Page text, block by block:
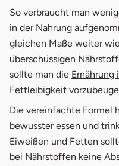
So verbraucht man
in der Nahrung
gleichen Maße weiter
überschüssigen
sollte man die
Fettleibigkeit
Die vereinfachte Formel
bewusster essen und
Eiweißen und Fetten
bei Nährstoffen keine